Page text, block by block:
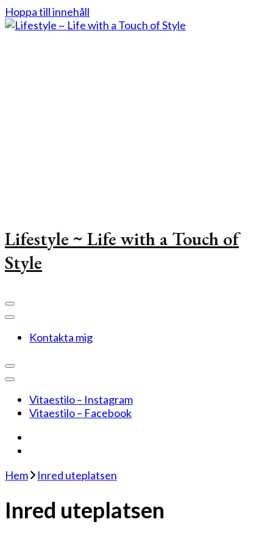
Hoppa till innehåll
Lifestyle ~ Life with a Touch of
Style
Kontakta mig
Vitaestilo – Instagram
Vitaestilo – Facebook
Hem Inred uteplatsen
Inred uteplatsen